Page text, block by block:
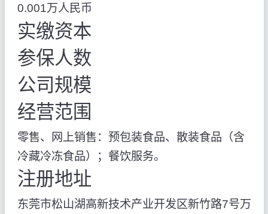
0.001万人民币
实缴资本
参保人数
公司规模
经营范围
零售、网上销售：预包装食品、散装食品（含
冷藏冷冻食品）；餐饮服务。
注册地址
东莞市松山湖高新技术产业开发区新竹路7号万